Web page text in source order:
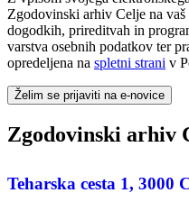
Zgodovinski arhiv Celje na
dogodkih, prireditvah in
varstva osebnih podatkov ter
opredeljena na spletni strani v
Želim se prijaviti na e-novice
Zgodovinski arhiv
Teharska cesta 1, 3000